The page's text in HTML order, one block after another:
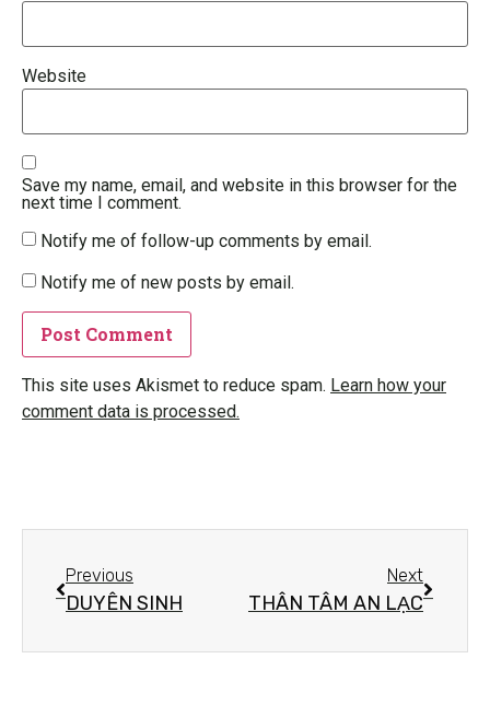
Website
Save my name, email, and website in this browser for the
next time I comment.
Notify me of follow-up comments by email.
Notify me of new posts by email.
This site uses Akismet to reduce spam. Learn how your
comment data is processed.
Previous
DUYÊN SINH
Next
THÂN TÂM AN LẠC